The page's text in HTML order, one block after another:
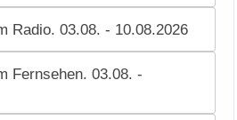
Radio. 03.08. - 10.08.2026
Fernsehen. 03.08. -